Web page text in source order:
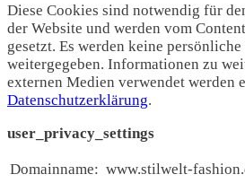
Diese Cookies sind notwendig für
der Website und werden vom
gesetzt. Es werden keine
weitergegeben. Informationen zu
externen Medien verwendet werden
Datenschutzerklärung.
user_privacy_settings
Domainname: www.stilwelt-